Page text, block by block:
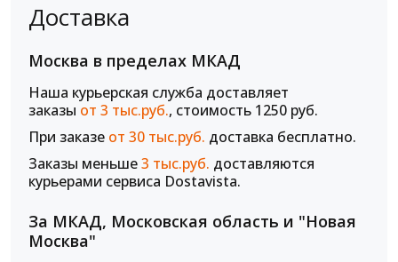
Доставка
Москва в пределах МКАД
Наша курьерская служба доставляет
заказы от 3 тыс.руб., стоимость 1250 руб.
При заказе от 30 тыс.руб. доставка бесплатно.
Заказы меньше3 тыс.руб. доставляются
курьерами сервиса Dostavista.
За МКАД, Московская область и "Новая
Москва"